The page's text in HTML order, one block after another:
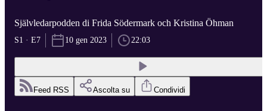
Självledarpodden di Frida Södermark och Kristina Öhman
S1 · E7 10 gen 2023 22:03
Feed RSS Ascolta su Condividi